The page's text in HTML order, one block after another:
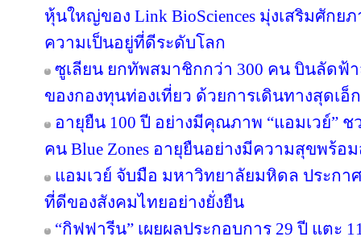
หุ้นใหญ่ของ Link BioSciences มุ่งเสริมศัก
ความเป็นอยู่ที่ดีระดับโลก
ซูเลียน ยกทัพสมาชิกกว่า 300 คน บินลัดฟ้
ของกองทุนท่องเที่ยว ด้วยการเดินทางสุดเ
อายุยืน 100 ปี อย่างมีคุณภาพ “แอมเวย์” ช
คน Blue Zones อายุยืนอย่างมีความสุขพร้อ
แอมเวย์ จับมือ มหาวิทยาลัยมหิดล ประกา
ที่ดีของสังคมไทยอย่างยั่งยืน
“กิฟฟารีน” เผยผลประกอบการ 29 ปี แตะ